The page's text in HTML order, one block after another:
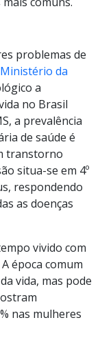
problemas de
Ministério da
a
no Brasil
a prevalência
de saúde é
transtorno
situa-se em 4º
respondendo
as doenças
vivido com
época comum
vida, mas pode
nas mulheres